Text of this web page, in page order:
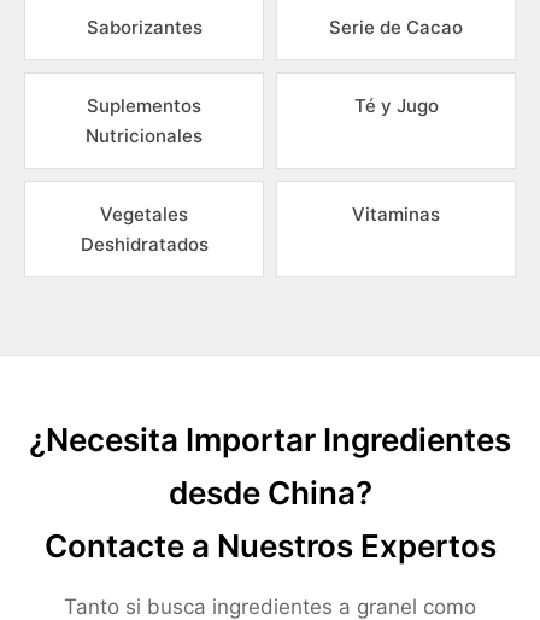
Saborizantes Serie de Cacao
Suplementos
Nutricionales
Té y Jugo
Vegetales
Deshidratados
Vitaminas
¿Necesita Importar Ingredientes
desde China?
Contacte a Nuestros Expertos
Tanto si busca ingredientes a granel como